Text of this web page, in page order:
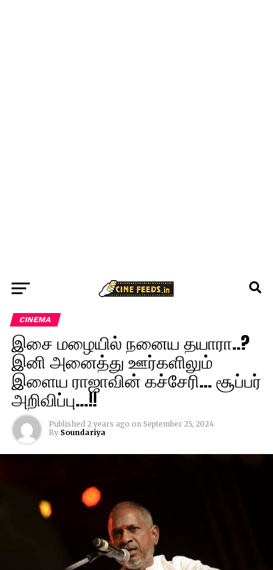
CINEMA
இசை மழையில் நனைய தயாரா..?
இனி அனைத்து ஊர்களிலும்
இளைய ராஜாவின் கச்சேரி… சூப்பர்
அறிவிப்பு…!!
Published 2 years ago on September 25, 2024
By Soundariya